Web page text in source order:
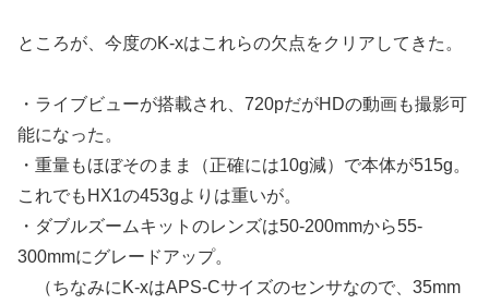
ところが、今度のK-xはこれらの欠点をクリアしてきた。
・ライブビューが搭載され、720pだがHDの動画も撮影可
能になった。
・重量もほぼそのまま（正確には10g減）で本体が515g。
これでもHX1の453gよりは重いが。
・ダブルズームキットのレンズは50-200mmから55-
300mmにグレードアップ。
（ちなみにK-xはAPS-Cサイズのセンサなので、35mm